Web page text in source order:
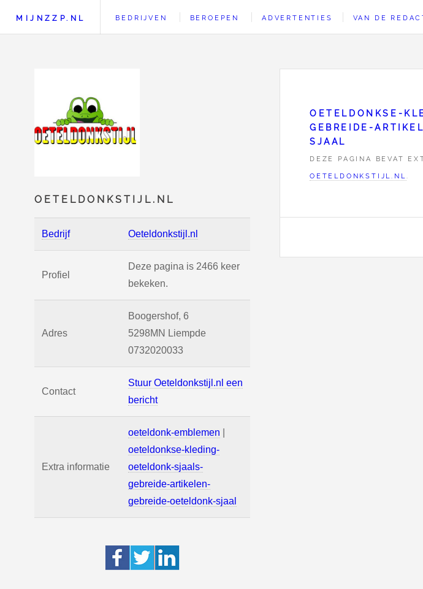
OETELDONKSTIJL.NL
Bedrijf Oeteldonkstijl.nl
Profiel
Deze pagina is 2466 keer
bekeken.
Adres
Boogershof, 6
5298MN Liempde
0732020033
Contact
Stuur Oeteldonkstijl.nl een
bericht
Extra informatie
oeteldonk-emblemen
oeteldonkse-kleding-
oeteldonk-sjaals-
gebreide-artikelen-
gebreide-oeteldonk-sjaal
MIJNZZP.NL BEDRIJVEN BEROEPEN ADVERTENTIES VAN DE
OETELDONKSE-
GEBREIDE-
SJAAL
DEZE PAGINA BEVAT
OETELDONKSTIJL.NL.